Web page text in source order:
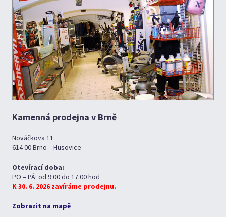
Kamenná prodejna v Brně
Nováčkova 11
614 00 Brno – Husovice
Otevírací doba:
PO – PÁ: od 9:00 do 17:00 hod
K 30. 6. 2026 zavíráme prodejnu.
Zobrazit na mapě